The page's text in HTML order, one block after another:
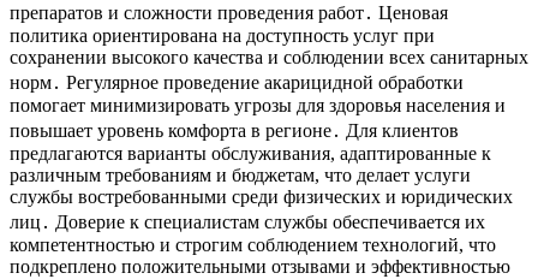
препаратов и сложности проведения работ․ Ценовая
политика ориентирована на доступность услуг при
сохранении высокого качества и соблюдении всех санитарных
норм․ Регулярное проведение акарицидной обработки
помогает минимизировать угрозы для здоровья населения и
повышает уровень комфорта в регионе․ Для клиентов
предлагаются варианты обслуживания, адаптированные к
различным требованиям и бюджетам, что делает услуги
службы востребованными среди физических и юридических
лиц․ Доверие к специалистам службы обеспечивается их
компетентностью и строгим соблюдением технологий, что
подкреплено положительными отзывами и эффективностью